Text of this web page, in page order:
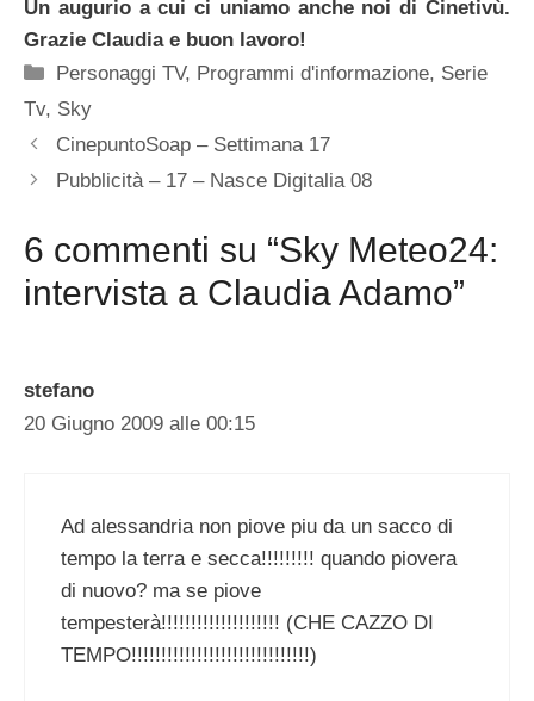
Un augurio a cui ci uniamo anche noi di Cinetivù.
Grazie Claudia e buon lavoro!
Categorie
Personaggi TV, Programmi d'informazione, Serie
Tv, Sky
CinepuntoSoap – Settimana 17
Pubblicità – 17 – Nasce Digitalia 08
6 commenti su “Sky Meteo24:
intervista a Claudia Adamo”
stefano
20 Giugno 2009 alle 00:15
Ad alessandria non piove piu da un sacco di
tempo la terra e secca!!!!!!!!! quando piovera
di nuovo? ma se piove
tempesterà!!!!!!!!!!!!!!!!!!!! (CHE CAZZO DI
TEMPO!!!!!!!!!!!!!!!!!!!!!!!!!!!!!!)